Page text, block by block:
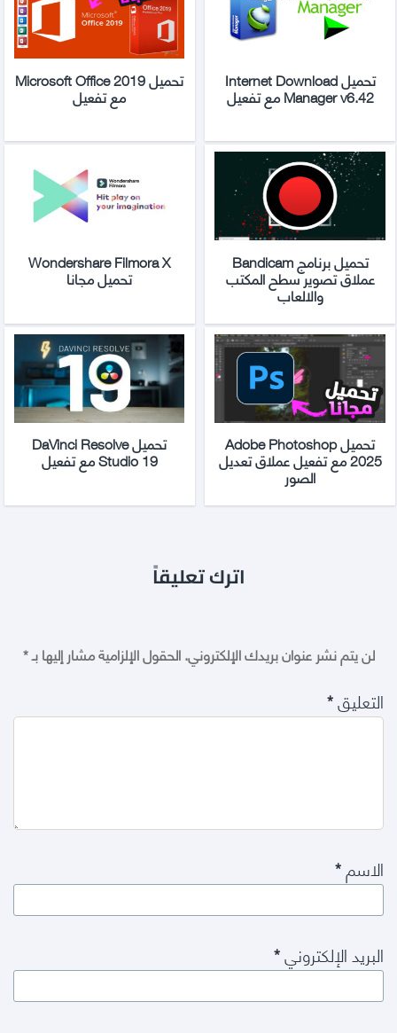
تحميل Internet Download
Manager v6.42 مع تفعيل
تحميل Microsoft Office 2019
مع تفعيل
تحميل برنامج Bandicam
عملاق تصوير سطح المكتب
والالعاب
Wondershare Filmora X
تحميل مجانا
تحميل Adobe Photoshop
2025 مع تفعيل عملاق تعديل
الصور
تحميل DaVinci Resolve
Studio 19 مع تفعيل
اترك تعليقاً
لن يتم نشر عنوان بريدك الإلكتروني.الحقول الإلزامية مشار إليها بـ*
التعليق*
الاسم*
البريد الإلكتروني*